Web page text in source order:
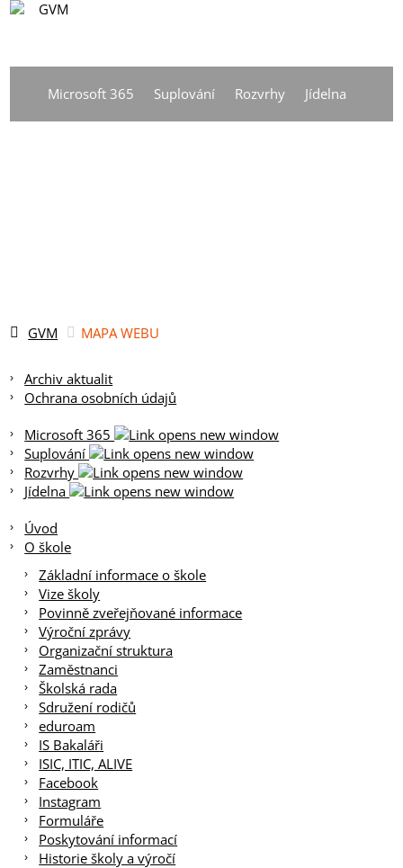
DE
Microsoft 365 Suplování Rozvrhy Jídelna
GVM MAPA WEBU
Archiv aktualit
Ochrana osobních údajů
Microsoft 365
Suplování
Rozvrhy
Jídelna
Úvod
O škole
Základní informace o škole
Vize školy
Povinně zveřejňované informace
Výroční zprávy
Organizační struktura
Zaměstnanci
Školská rada
Sdružení rodičů
eduroam
IS Bakaláři
ISIC, ITIC, ALIVE
Facebook
Instagram
Formuláře
Poskytování informací
Historie školy a výročí